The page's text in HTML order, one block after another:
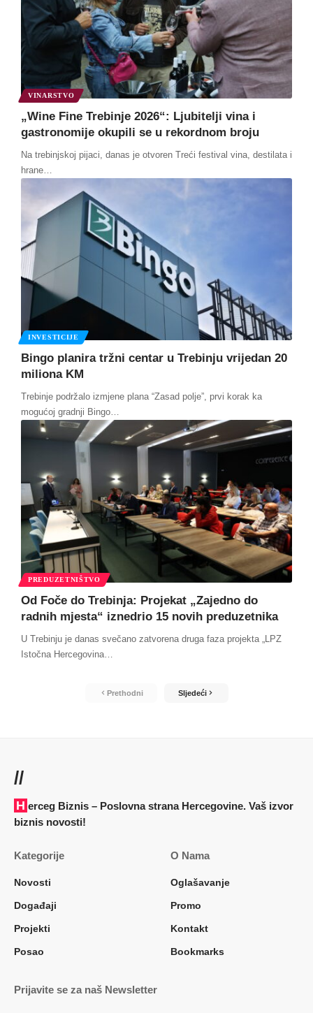
VINARSTVO
„Wine Fine Trebinje 2026“: Ljubitelji vina i
gastronomije okupili se u rekordnom broju
Na trebinjskoj pijaci, danas je otvoren Treći festival vina, destilata i
hrane
INVESTICIJE
Bingo planira tržni centar u Trebinju vrijedan 20
miliona KM
Trebinje podržalo izmjene plana “Zasad polje”, prvi korak ka
mogućoj gradnji Bingo…
PREDUZETNIŠTVO
Od Foče do Trebinja: Projekat „Zajedno do
radnih mjesta“ iznedrio 15 novih preduzetnika
U Trebinju je danas svečano zatvorena druga faza projekta „LPZ
Istočna Hercegovina…
Prethodni Sljedeći
//
Herceg Biznis – Poslovna strana Hercegovine. Vaš izvor
biznis novosti!
Kategorije
Novosti
Događaji
Projekti
Posao
O Nama
Oglašavanje
Promo
Kontakt
Bookmarks
Prijavite se za naš Newsletter